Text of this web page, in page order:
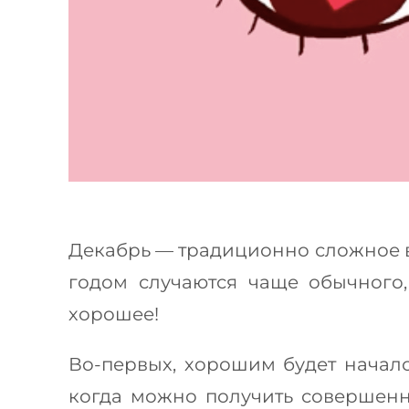
Декабрь — традиционно сложное
годом случаются чаще
хорошее!
Во-первых, хорошим будет
когда можно получить